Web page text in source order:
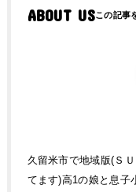
ABOUT US
久留米市で地域版(Ｓ
てます)高1の娘と息子